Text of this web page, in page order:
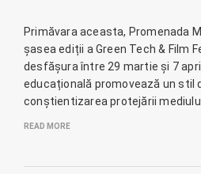
Primăvara aceasta, Promenada
șasea ediții a Green Tech & Film
desfășura între 29 martie și 7
educațională promovează un stil
conștientizarea protejării
READ MORE